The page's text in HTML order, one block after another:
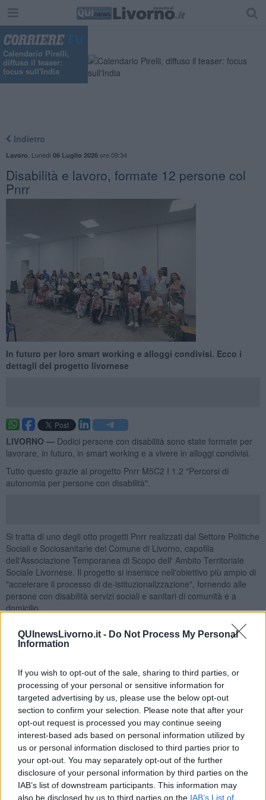
QUInewsLivorno.it - Do Not Process My Personal
Information
If you wish to opt-out of the sale, sharing to third parties, or
processing of your personal or sensitive information for
targeted advertising by us, please use the below opt-out
section to confirm your selection. Please note that after your
opt-out request is processed you may continue seeing
interest-based ads based on personal information utilized by
us or personal information disclosed to third parties prior to
your opt-out. You may separately opt-out of the further
disclosure of your personal information by third parties on the
IAB’s list of downstream participants. This information may
also be disclosed by us to third parties on the IAB’s List of
Calendario Pirelli,
diffuso il teaser:
focus sull'India
Indietro
Lavoro Lunedì 06 Luglio 2026ore 09:34
Disabilità e lavoro, formate 12 persone col
Pnrr
In futuro per loro smart working e alloggi condivisi. Ecco i
dettagli del progetto livornese
LIVORNO — Dodici persone con disabilità sono state formate per
lavorare, in futuro, in smart working e a vivere in alloggi condivisi.
Tutto questo grazie al progetto Pnrr M5C2 I 1.2 "Percorsi di
autonomia per persone con disabilità".
Si tratta di uno degli otto progetti Pnrr realizzati dal Settore Politiche
Sociali e Sociosanitarie del Comune di Livorno, capofila
dell'Associazione Temporanea di Scopo dell' Ambito Territoriale
Sociale Livornese. Il progetto si inserisce nell'obiettivo più ampio di
"accelerare il processo di de-istituzionalizzazione", fornendo alle
persone con disabilità servizi sociali e sanitari di comunità e a
domicilio.
La finalità è duplice: migliorarne l'autonomia e offrire loro reali
opportunità di accesso al mondo del lavoro, anche attraverso le
tecnologie digitali.
A questo scopo, il Comune ha individuato dodici utenti, che hanno
partecipato - nell'ambito della coprogettazione realizzata insieme a
Venerabile Arciconfraternita della Misericordia di Livorno Odv,
A.P.S. Comunico E.T.S., In Associazione A.P.S. e Nuovo Futuro
Cooperativa Sociale - a numerose attività educative e ricreative.
Tali attività sono state costruite sulla base del piano individualizzato
di ciascun utente, come percorso preparatorio all'avvio della
coabitazione e al lavoro.
Nell'ambito del progetto, l'Associazione Temporanea di Scopo
livornese ha innanzitutto riqualificato due immobili a Livorno - uno
in via Verdi 45 e uno in via degli Asili 47 - dotandoli di strumenti e